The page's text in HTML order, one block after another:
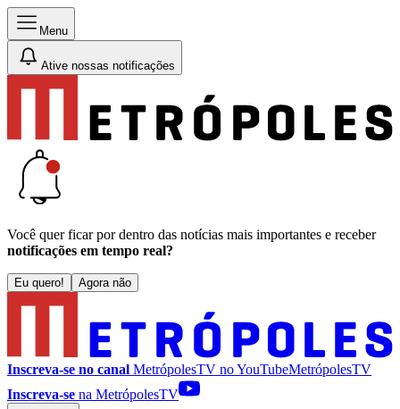
Menu
Ative nossas notificações
Você quer ficar por dentro das notícias mais importantes e receber
notificações em tempo real?
Eu quero! Agora não
Inscreva-se no canal MetrópolesTV noYouTubeMetrópolesTV
Inscreva-se na MetrópolesTV